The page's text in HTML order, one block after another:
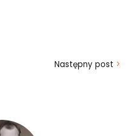
Następny post >